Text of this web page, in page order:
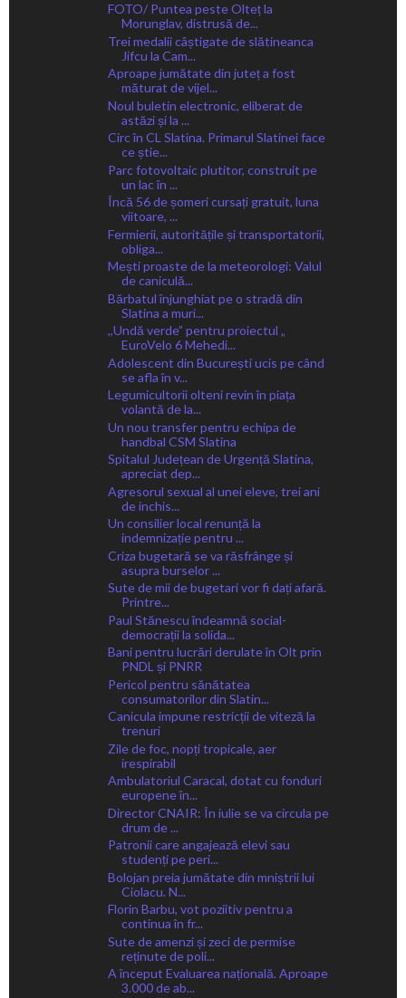
FOTO/ Puntea peste Olteț la
Morunglav, distrusă de...
Trei medalii câștigate de slătineanca
Jifcu la Cam...
Aproape jumătate din juteț a fost
măturat de vijel...
Noul buletin electronic, eliberat de
astăzi și la ...
Circ în CL Slatina. Primarul Slatinei face
ce știe...
Parc fotovoltaic plutitor, construit pe
un lac în ...
Încă 56 de șomeri cursați gratuit, luna
viitoare, ...
Fermierii, autoritățile și transportatorii,
obliga...
Mești proaste de la meteorologi: Valul
de caniculă...
Bărbatul înjunghiat pe o stradă din
Slatina a muri...
,,Undă verde” pentru proiectul „
EuroVelo 6 Mehedi...
Adolescent din București ucis pe când
se afla în v...
Legumicultorii olteni revin în piața
volantă de la...
Un nou transfer pentru echipa de
handbal CSM Slatina
Spitalul Județean de Urgență Slatina,
apreciat dep...
Agresorul sexual al unei eleve, trei ani
de inchis...
Un consilier local renunță la
indemnizație pentru ...
Criza bugetară se va răsfrânge și
asupra burselor ...
Sute de mii de bugetari vor fi dați afară.
Printre...
Paul Stănescu îndeamnă social-
democrații la solida...
Bani pentru lucrări derulate în Olt prin
PNDL și PNRR
Pericol pentru sănătatea
consumatorilor din Slatin...
Canicula impune restricții de viteză la
trenuri
Zile de foc, nopți tropicale, aer
irespirabil
Ambulatoriul Caracal, dotat cu fonduri
europene în...
Director CNAIR: În iulie se va circula pe
drum de ...
Patronii care angajează elevi sau
studenți pe peri...
Bolojan preia jumătate din mniștrii lui
Ciolacu. N...
Florin Barbu, vot poziitiv pentru a
continua în fr...
Sute de amenzi și zeci de permise
reținute de poli...
A început Evaluarea națională. Aproape
3.000 de ab...